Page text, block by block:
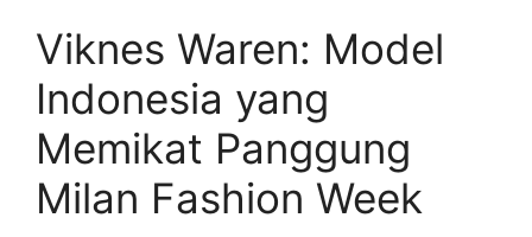
Viknes Waren: Model
Indonesia yang
Memikat Panggung
Milan Fashion Week